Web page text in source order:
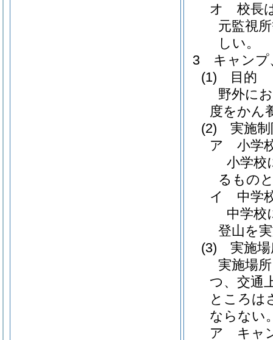
オ 校長
元監視
しい。
3 キャンプ
(1) 目的
野外に
度をかん
(2) 実施制
ア 小学
小学校
るもの
イ 中学
中学校
登山を
(3) 実施場
実施場
つ、交通
ところは
ならない
ア キャ